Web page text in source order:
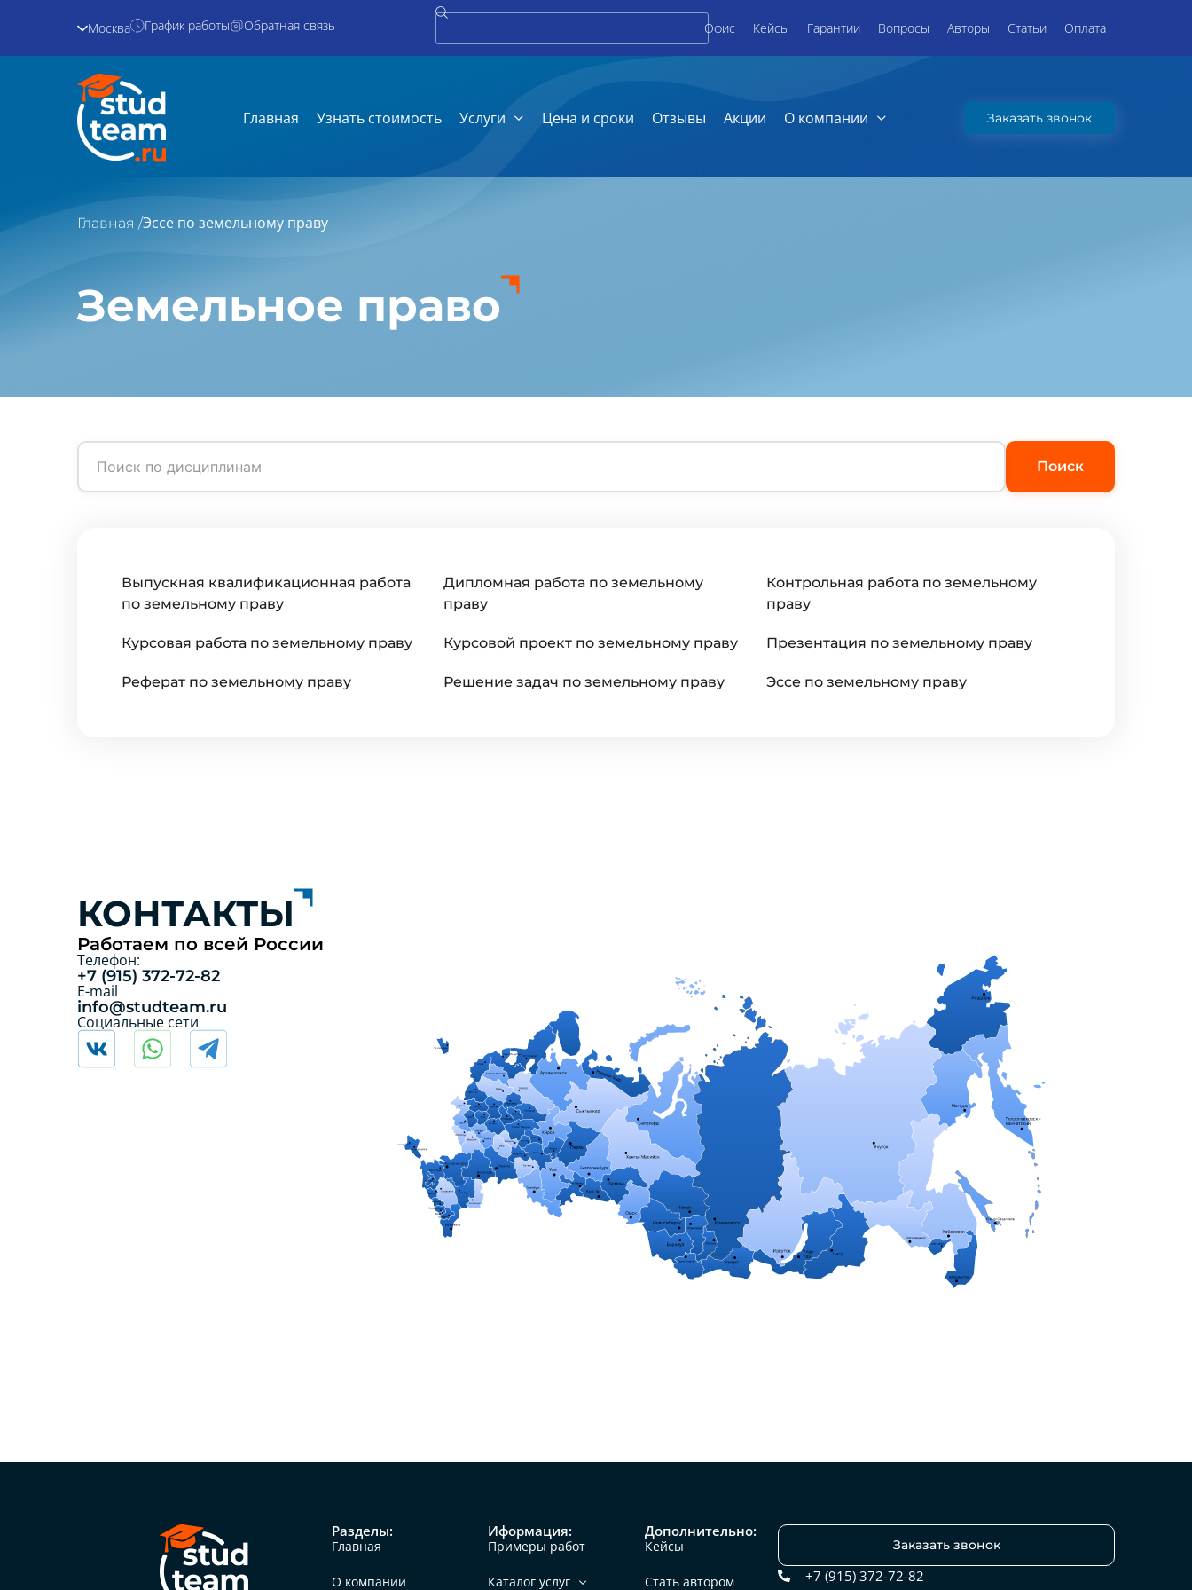
Москва График работы Обратная связь Офис Кейсы Гарантии Вопросы Авторы Статьи Оплата
Главная Узнать стоимость Услуги Цена и сроки Отзывы Акции О компании Заказать звонок
Главная /Эссе по земельному праву
Земельное право
Поиск
Выпускная квалификационная работа
по земельному праву
Дипломная работа по земельному
праву
Контрольная работа по земельному
праву
Курсовая работа по земельному праву Курсовой проект по земельному праву Презентация по земельному праву
Реферат по земельному праву Решение задач по земельному праву Эссе по земельному праву
КОНТАКТЫ
Работаем по всей России
Телефон:
+7 (915) 372-72-82
E-mail
info@studteam.ru
Социальные сети
Разделы:
Главная
О компании
Иформация:
Примеры работ
Каталог услуг
Дополнительно:
Кейсы
Стать автором
Заказать звонок
+7 (915) 372-72-82